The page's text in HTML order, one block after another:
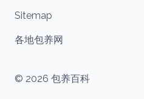
© 2026 包养百科
Sitemap
各地包养网